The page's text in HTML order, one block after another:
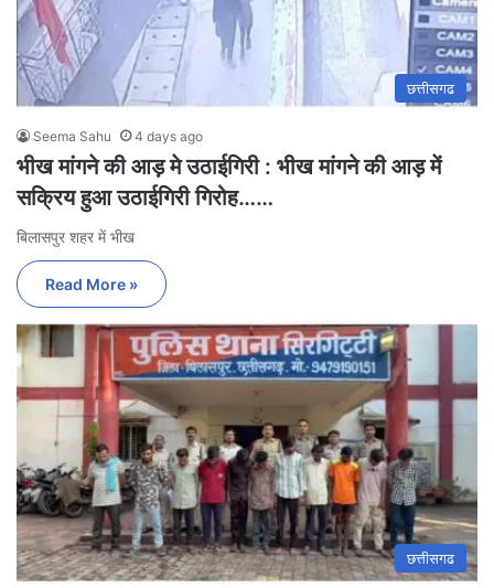
छत्तीसगढ
Seema Sahu 4 days ago
भीख मांगने की आड़ मे उठाईगिरी : भीख मांगने की आड़ में
सक्रिय हुआ उठाईगिरी गिरोह……
बिलासपुर शहर में भीख
Read More »
छत्तीसगढ